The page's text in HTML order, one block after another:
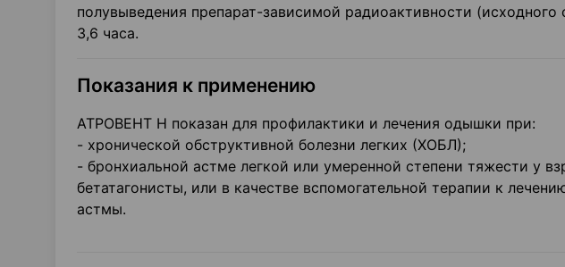
полувыведения препарат-зависимой радиоактивности
3,6 часа.
Показания к применению
АТРОВЕНТ Н показан для профилактики и лечения одышки при:
- хронической обструктивной болезни легких (ХОБЛ);
- бронхиальной астме легкой или умеренной степени тяжести у
бетатагонисты, или в качестве вспомогательной терапии к
астмы.